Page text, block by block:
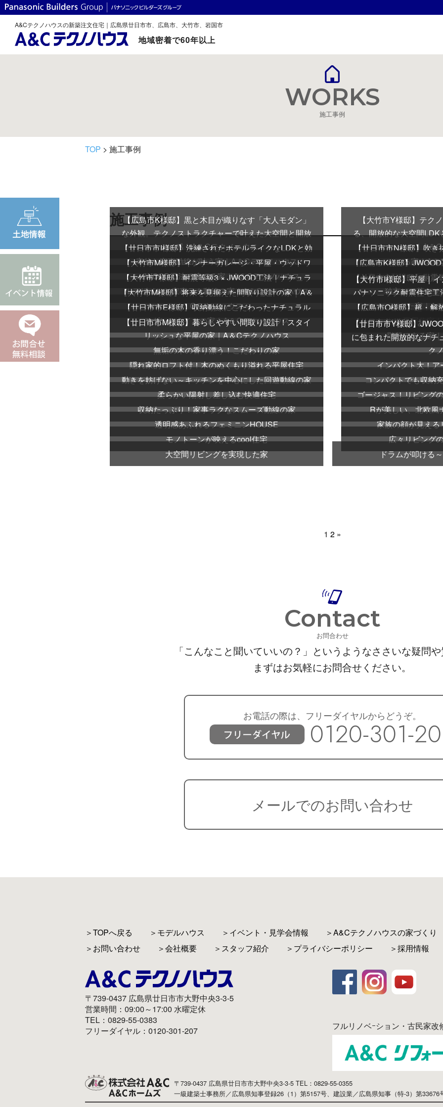
A&Cテクノハウスの新築注文住宅｜広島県廿日市市、広島市、大竹市、岩国市
地域密着で60年以上
WORKS
施工事例
TOP > 施工事例
施工事例
【広島市K様邸】黒と木目が織りなす「大人モダン」
な外観。テクノストラクチャーで叶えた大空間と開放
感｜A＆Cテクノハウス
【大竹市Y様邸】テク
る、開放的な大空間
ス｜A＆
【廿日市市I様邸】洗練されたホテルライクなLDKと効
率的な家事動線が叶う家｜A＆Cテクノハウス
【廿日市市N様邸】吹
る家｜A＆
【大竹市M様邸】インナーガレージ・平屋・ウッドワ
ンJWOOD工法で建てる家｜A＆Cテクノハウス
【広島市K様邸】
事ラク動線の二世帯
【大竹市T様邸】耐震等級3 × JWOOD工法｜ナチュラ
ルデザインと家事ラク動線の家｜A＆Cテクノハウス
【廿日市市M様邸】耐
独立して暮ら
【大竹市M様邸】将来を見据えた間取り設計の家｜A＆
Cテクノハウス
【大竹市I様邸】平屋｜
パナソニック耐震住宅
てた家｜A
【廿日市市E様邸】収納動線にこだわったナチュラル
モダンスタイルの家｜A＆Cテクノハウス
【広島市O様邸】超・
れの平屋住宅
【廿日市市M様邸】暮らしやすい間取り設計！スタイ
リッシュな平屋の家｜A＆Cテクノハウス
【廿日市市I様邸】おし
階段のある家
無垢の木の香り漂う！こだわりの家
【廿日市市Y様邸】
に包まれた開放的なナチ
ク
隠れ家的ロフト付！木のぬくもり溢れる平屋住宅
インパクト大！
動きを妨げない～キッチンを中心にした回遊動線の家
コンパクトでも収納
柔らかい陽射し差し込む快適住宅
ゴージャス！リビング
収納たっぷり！家事ラクなスムーズ動線の家
Rが美しい、北欧風
透明感あふれるフェミニンHOUSE
家族の顔が見え
モノトーンが映えるcool住宅
広々リビング
大空間リビングを実現した家
ドラムが叩ける
1 2 »
Contact
お問合わせ
「こんなこと聞いていいの？」というようなささいな疑問
まずはお気軽にお問合せください。
お電話の際は、フリーダイヤルからどうぞ。
0120-301-
メールでのお問い合わせ
＞TOPへ戻る ＞モデルハウス ＞イベント・見学会情報
＞A&Cテクノハウスの家づくり
＞お問い合わせ
＞会社概要 ＞スタッフ紹介 ＞プライバシーポリシー ＞採用情報
〒739-0437 広島県廿日市市大野中央3-3-5
営業時間：09:00～17:00 水曜定休
TEL：0829-55-0383
フリーダイヤル：0120-301-207
フルリノベｰション・古民家
〒739-0437 広島県廿日市市大野中央3-3-5 TEL：0829-55-0355
一級建築士事務所／広島県知事登録26（1）第5157号、 建設業／広島県知事（特-3）第33676